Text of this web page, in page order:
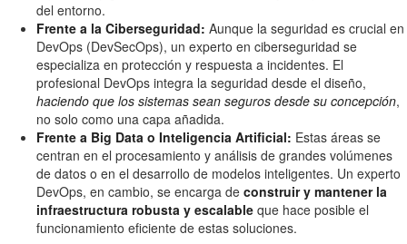
del entorno.
Frente a la Ciberseguridad: Aunque la seguridad es crucial en
DevOps (DevSecOps), un experto en ciberseguridad se
especializa en protección y respuesta a incidentes. El
profesional DevOps integra la seguridad desde el diseño,
haciendo que los sistemas sean seguros desde su concepción,
no solo como una capa añadida.
Frente a Big Data o Inteligencia Artificial: Estas áreas se
centran en el procesamiento y análisis de grandes volúmenes
de datos o en el desarrollo de modelos inteligentes. Un experto
DevOps, en cambio, se encarga de construir y mantener la
infraestructura robusta y escalable que hace posible el
funcionamiento eficiente de estas soluciones.